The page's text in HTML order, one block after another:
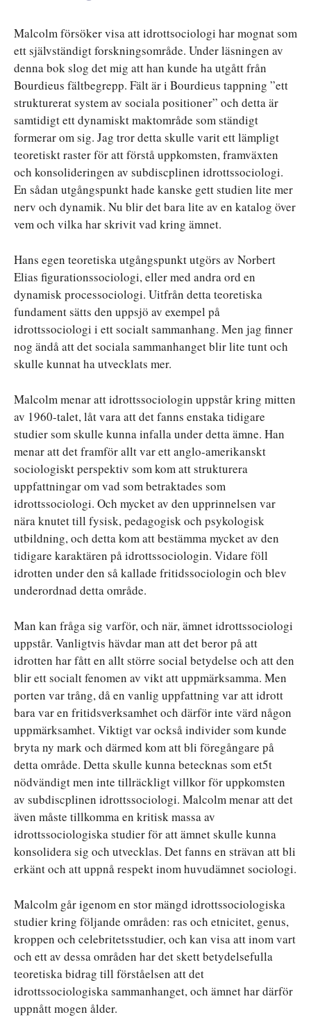
Malcolm försöker visa att idrottsociologi har mognat som
ett självständigt forskningsområde. Under läsningen av
denna bok slog det mig att han kunde ha utgått från
Bourdieus fältbegrepp. Fält är i Bourdieus tappning ”ett
strukturerat system av sociala positioner” och detta är
samtidigt ett dynamiskt maktområde som ständigt
formerar om sig. Jag tror detta skulle varit ett lämpligt
teoretiskt raster för att förstå uppkomsten, framväxten
och konsolideringen av subdiscplinen idrottssociologi.
En sådan utgångspunkt hade kanske gett studien lite mer
nerv och dynamik. Nu blir det bara lite av en katalog över
vem och vilka har skrivit vad kring ämnet.
Hans egen teoretiska utgångspunkt utgörs av Norbert
Elias figurationssociologi, eller med andra ord en
dynamisk processociologi. Uitfrån detta teoretiska
fundament sätts den uppsjö av exempel på
idrottssociologi i ett socialt sammanhang. Men jag finner
nog ändå att det sociala sammanhanget blir lite tunt och
skulle kunnat ha utvecklats mer.
Malcolm menar att idrottssociologin uppstår kring mitten
av 1960-talet, låt vara att det fanns enstaka tidigare
studier som skulle kunna infalla under detta ämne. Han
menar att det framför allt var ett anglo-amerikanskt
sociologiskt perspektiv som kom att strukturera
uppfattningar om vad som betraktades som
idrottssociologi. Och mycket av den upprinnelsen var
nära knutet till fysisk, pedagogisk och psykologisk
utbildning, och detta kom att bestämma mycket av den
tidigare karaktären på idrottssociologin. Vidare föll
idrotten under den så kallade fritidssociologin och blev
underordnad detta område.
Man kan fråga sig varför, och när, ämnet idrottssociologi
uppstår. Vanligtvis hävdar man att det beror på att
idrotten har fått en allt större social betydelse och att den
blir ett socialt fenomen av vikt att uppmärksamma. Men
porten var trång, då en vanlig uppfattning var att idrott
bara var en fritidsverksamhet och därför inte värd någon
uppmärksamhet. Viktigt var också individer som kunde
bryta ny mark och därmed kom att bli föregångare på
detta område. Detta skulle kunna betecknas som et5t
nödvändigt men inte tillräckligt villkor för uppkomsten
av subdiscplinen idrottssociologi. Malcolm menar att det
även måste tillkomma en kritisk massa av
idrottssociologiska studier för att ämnet skulle kunna
konsolidera sig och utvecklas. Det fanns en strävan att bli
erkänt och att uppnå respekt inom huvudämnet sociologi.
Malcolm går igenom en stor mängd idrottssociologiska
studier kring följande områden: ras och etnicitet, genus,
kroppen och celebritetsstudier, och kan visa att inom vart
och ett av dessa områden har det skett betydelsefulla
teoretiska bidrag till förståelsen att det
idrottssociologiska sammanhanget, och ämnet har därför
uppnått mogen ålder.